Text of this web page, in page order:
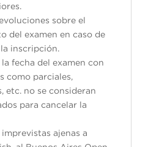
sobre el
del examen en caso de
inscripción.
fecha del examen con
como parciales,
etc. no se consideran
para cancelar la
ajenas a